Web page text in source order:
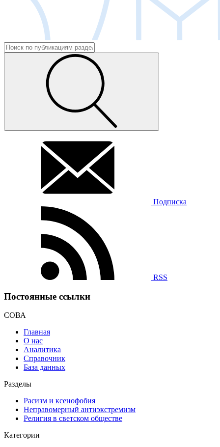
Подписка
RSS
Постоянные ссылки
СОВА
Главная
О нас
Аналитика
Справочник
База данных
Разделы
Расизм и ксенофобия
Неправомерный антиэкстремизм
Религия в светском обществе
Категории